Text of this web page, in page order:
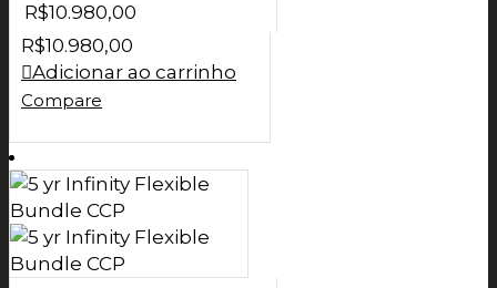
R$10.980,00
R$10.980,00
Adicionar ao carrinho
Compare